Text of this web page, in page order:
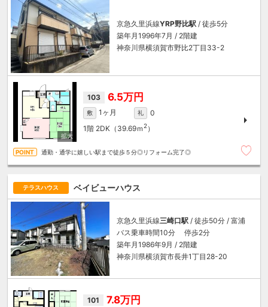
京急久里浜線YRP野比駅 / 徒歩5分
築年月1996年7月 / 2階建
神奈川県横須賀市野比2丁目33-2
103 6.5万円
敷 1ヶ月 礼
0
1階 2DK（39.69ｍ 2）
通勤・通学に嬉しい駅まで徒歩５分◎リフォーム完了◎
テラスハウス ベイビューハウス
京急久里浜線三崎口駅 / 徒歩50分 / 富浦
バス乗車時間10分 停歩2分
築年月1986年9月 / 2階建
神奈川県横須賀市長井1丁目28-20
101 7.8万円